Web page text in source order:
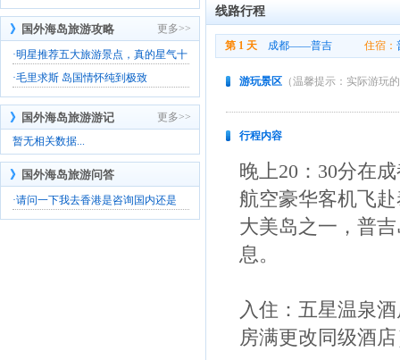
》 国外海岛旅游攻略 更多>>
·明星推荐五大旅游景点，真的星气十
·毛里求斯 岛国情怀纯到极致
》 国外海岛旅游游记
更多>>
暂无相关数据...
》 国外海岛旅游问答
·请问一下我去香港是咨询国内还是
线路行程
第 1 天 成都——普吉 住宿：
游玩景区（温馨提示：实际游玩
行程内容
晚上20：30分在
航空豪华客机飞
大美岛之一，普
息。
入住：五星温泉
房满更改同级酒